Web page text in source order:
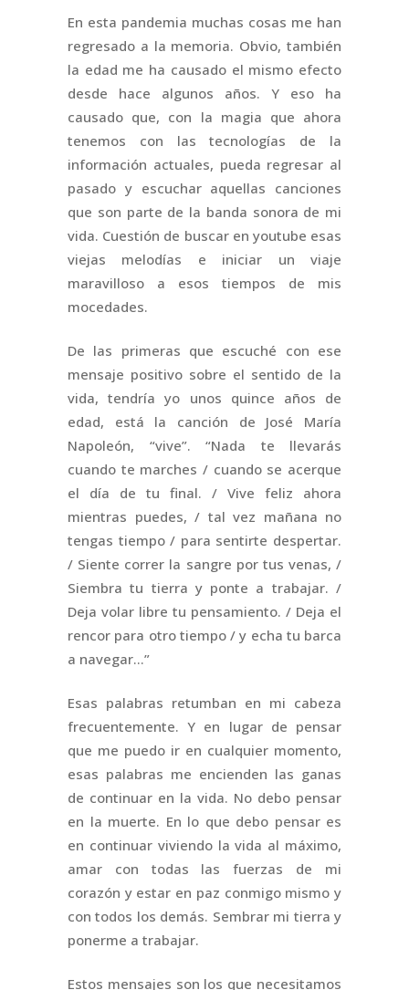
En esta pandemia muchas cosas me han
regresado a la memoria. Obvio, también
la edad me ha causado el mismo efecto
desde hace algunos años. Y eso ha
causado que, con la magia que ahora
tenemos con las tecnologías de la
información actuales, pueda regresar al
pasado y escuchar aquellas canciones
que son parte de la banda sonora de mi
vida. Cuestión de buscar en youtube esas
viejas melodías e iniciar un viaje
maravilloso a esos tiempos de mis
mocedades.
De las primeras que escuché con ese
mensaje positivo sobre el sentido de la
vida, tendría yo unos quince años de
edad, está la canción de José María
Napoleón, “vive”. “Nada te llevarás
cuando te marches / cuando se acerque
el día de tu final. / Vive feliz ahora
mientras puedes, / tal vez mañana no
tengas tiempo / para sentirte despertar.
/ Siente correr la sangre por tus venas, /
Siembra tu tierra y ponte a trabajar. /
Deja volar libre tu pensamiento. / Deja el
rencor para otro tiempo / y echa tu barca
a navegar…”
Esas palabras retumban en mi cabeza
frecuentemente. Y en lugar de pensar
que me puedo ir en cualquier momento,
esas palabras me encienden las ganas
de continuar en la vida. No debo pensar
en la muerte. En lo que debo pensar es
en continuar viviendo la vida al máximo,
amar con todas las fuerzas de mi
corazón y estar en paz conmigo mismo y
con todos los demás. Sembrar mi tierra y
ponerme a trabajar.
Estos mensajes son los que necesitamos